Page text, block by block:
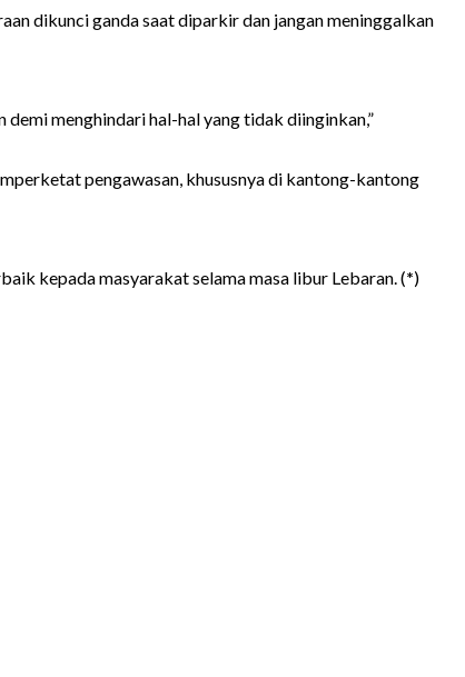
dikunci ganda saat diparkir dan jangan meninggalkan
menghindari hal-hal yang tidak diinginkan,”
pengawasan, khususnya di kantong-kantong
kepada masyarakat selama masa libur Lebaran. (*)